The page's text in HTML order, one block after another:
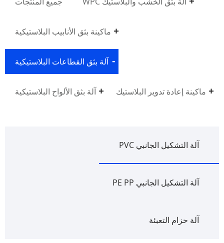
ماكينة بثق الأنابيب البلاستيكية
آلة بثق القطاعات البلاستيكية
آلة بثق الألواح البلاستيكية ماكينة إعادة تدوير البلاستيك
آلة التشكيل الجانبي PVC
آلة التشكيل الجانبي PE PP
آلة حزام التعبئة